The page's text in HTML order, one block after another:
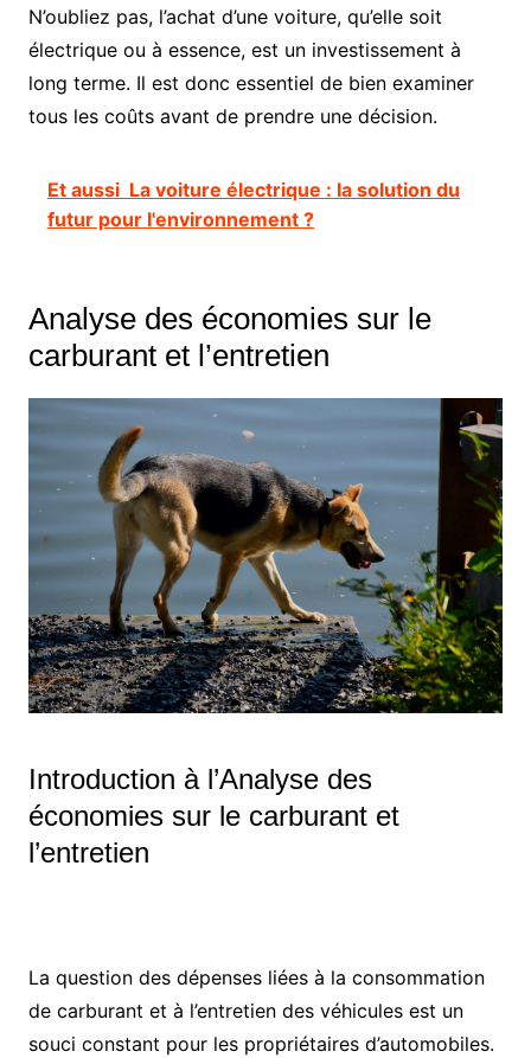
N’oubliez pas, l’achat d’une voiture, qu’elle soit
électrique ou à essence, est un investissement à
long terme. Il est donc essentiel de bien examiner
tous les coûts avant de prendre une décision.
Et aussi La voiture électrique : la solution du
futur pour l'environnement ?
Analyse des économies sur le
carburant et l’entretien
Introduction à l’Analyse des
économies sur le carburant et
l’entretien
La question des dépenses liées à la consommation
de carburant et à l’entretien des véhicules est un
souci constant pour les propriétaires d’automobiles.